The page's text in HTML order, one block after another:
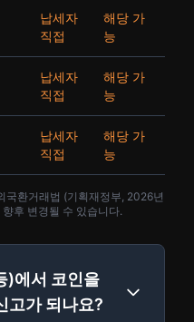
납세자
직접
해당 가
능
납세자
직접
해당 가
능
납세자
직접
해당 가
능
국환거래법 (기획재정부, 2026년
후 변경될 수 있습니다.
)에서 코인을
고가 되나요?